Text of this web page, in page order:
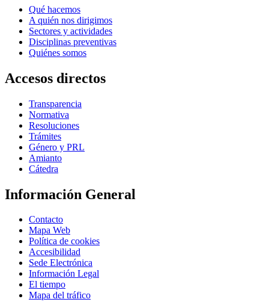
Qué hacemos
A quién nos dirigimos
Sectores y actividades
Disciplinas preventivas
Quiénes somos
Accesos directos
Transparencia
Normativa
Resoluciones
Trámites
Género y PRL
Amianto
Cátedra
Información General
Contacto
Mapa Web
Política de cookies
Accesibilidad
Sede Electrónica
Información Legal
El tiempo
Mapa del tráfico